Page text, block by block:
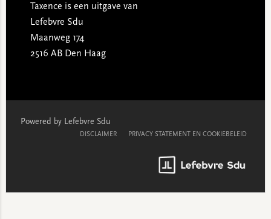
Taxence is een uitgave van
Lefebvre Sdu
Maanweg 174
2516 AB Den Haag
Powered by Lefebvre Sdu
DISCLAIMER PRIVACY STATEMENT EN COOKIEBELEID